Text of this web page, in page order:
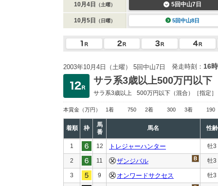
10月4日 （土曜） 5回中山7日
10月5日 （日曜） 5回中山8日
2003年10月4日（土曜） 5回中山7日 発走時刻： 16
サラ系3歳以上500万円以下
サラ系3歳以上 500万円以下 （混合）［指定］
本賞金 （万円） 1着 750 2着 300 3着 190
着順 枠
馬
番
馬名 性齢
1 12 トレジャーハンター 牡3
2 11 ザンジバル 牡3
3 9 オンワードサクセス 牡3